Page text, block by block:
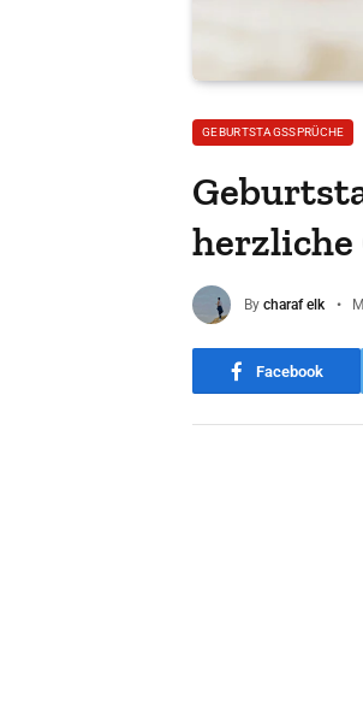
GEBURTSTAGSSPRÜCHE
herzliche
By charaf elk
Facebook